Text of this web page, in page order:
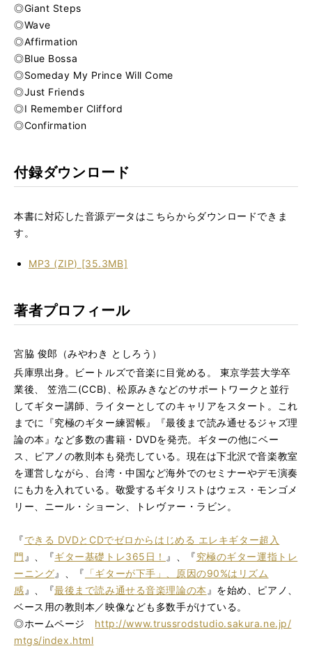
◎Giant Steps
◎Wave
◎Affirmation
◎Blue Bossa
◎Someday My Prince Will Come
◎Just Friends
◎I Remember Clifford
◎Confirmation
付録ダウンロード
本書に対応した音源データはこちらからダウンロードできま
す。
MP3 (ZIP) [35.3MB]
著者プロフィール
​宮脇 俊郎（みやわき としろう）
兵庫県出身。ビートルズで音楽に目覚める。 東京学芸大学卒
業後、 笠浩二 (CCB)、松原みきなどのサポートワークと並行
してギター講師、ライターとしてのキャリアをスタート。これ
までに『究極のギター練習帳』『最後まで読み通せるジャズ理
論の本』など多数の書籍・DVDを発売。ギターの他にベー
ス、ピアノの教則本も発売している。現在は下北沢で音楽教室
を運営しながら、台湾・中国など海外でのセミナーやデモ演奏
にも力を入れている。敬愛するギタリストはウェス・モンゴメ
リー、ニール・ショーン、トレヴァー・ラビン。
『できる DVDとCDでゼロからはじめる エレキギター超入
門 』、『ギター基礎トレ365日！ 』、『究極のギター運指トレ
ーニング』、『 「ギターが下手」、原因の90%はリズム
感 』、『最後まで読み通せる音楽理論の本 』を始め、ピアノ、
ベース用の教則本／映像なども多数手がけている。
◎ホームページ http://www.trussrodstudio.sakura.ne.jp/
mtgs/index.html